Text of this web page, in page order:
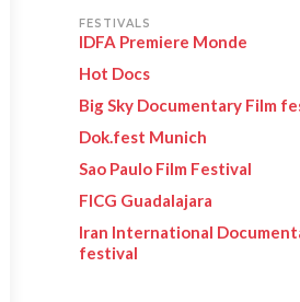
FESTIVALS
IDFA Premiere Monde
Hot Docs
Big Sky Documentary Film
Dok.fest Munich
Sao Paulo Film Festival
FICG Guadalajara
Iran International
festival